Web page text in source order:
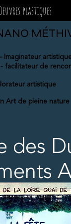
plastiques
Imaginateur
facilitateur de
artistique
Art de pleine nature
des